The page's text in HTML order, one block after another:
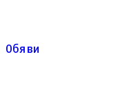
Обяви